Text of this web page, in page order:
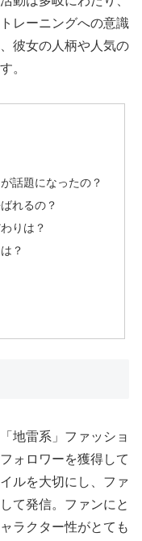
レーニングへの意識
彼女の人柄や人気の
。
話題になったの？
れるの？
りは？
？
地雷系」ファッショ
ォロワーを獲得して
ルを大切にし、ファ
て発信。ファンにと
ラクター性がとても